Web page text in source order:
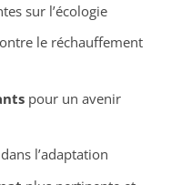
sur l’écologie
le réchauffement
pour un avenir
l’adaptation